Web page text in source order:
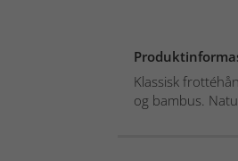
Klassisk
og bambus.